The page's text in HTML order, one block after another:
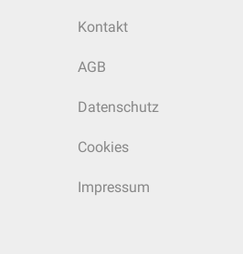
Kontakt
AGB
Datenschutz
Cookies
Impressum